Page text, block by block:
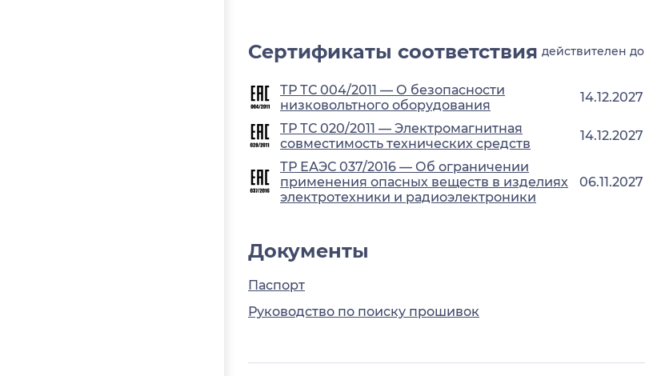
Сертификаты соответствия действителен до
ТР ТС 004/2011 — О безопасности
низковольтного оборудования
14.12.2027
ТР ТС 020/2011 — Электромагнитная
совместимость технических средств
14.12.2027
ТР ЕАЭС 037/2016 — Об ограничении
применения опасных веществ в изделиях
электротехники и радиоэлектроники
06.11.2027
Документы
Паспорт
Руководство по поиску прошивок